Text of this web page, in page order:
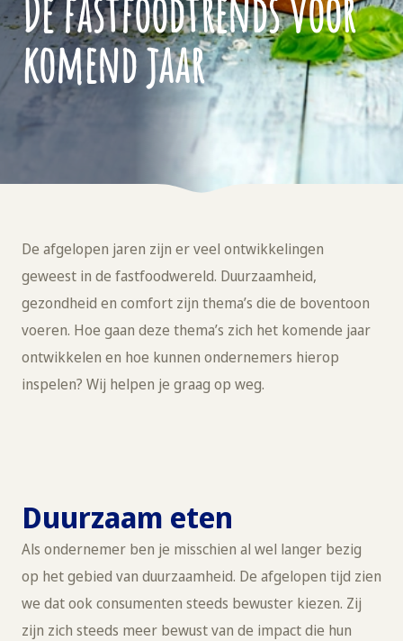
De fastfoodtrends voor
komend jaar
De afgelopen jaren zijn er veel ontwikkelingen
geweest in de fastfoodwereld. Duurzaamheid,
gezondheid en comfort zijn thema’s die de boventoon
voeren. Hoe gaan deze thema’s zich het komende jaar
ontwikkelen en hoe kunnen ondernemers hierop
inspelen? Wij helpen je graag op weg.
Duurzaam eten
Als ondernemer ben je misschien al wel langer bezig
op het gebied van duurzaamheid. De afgelopen tijd zien
we dat ook consumenten steeds bewuster kiezen. Zij
zijn zich steeds meer bewust van de impact die hun